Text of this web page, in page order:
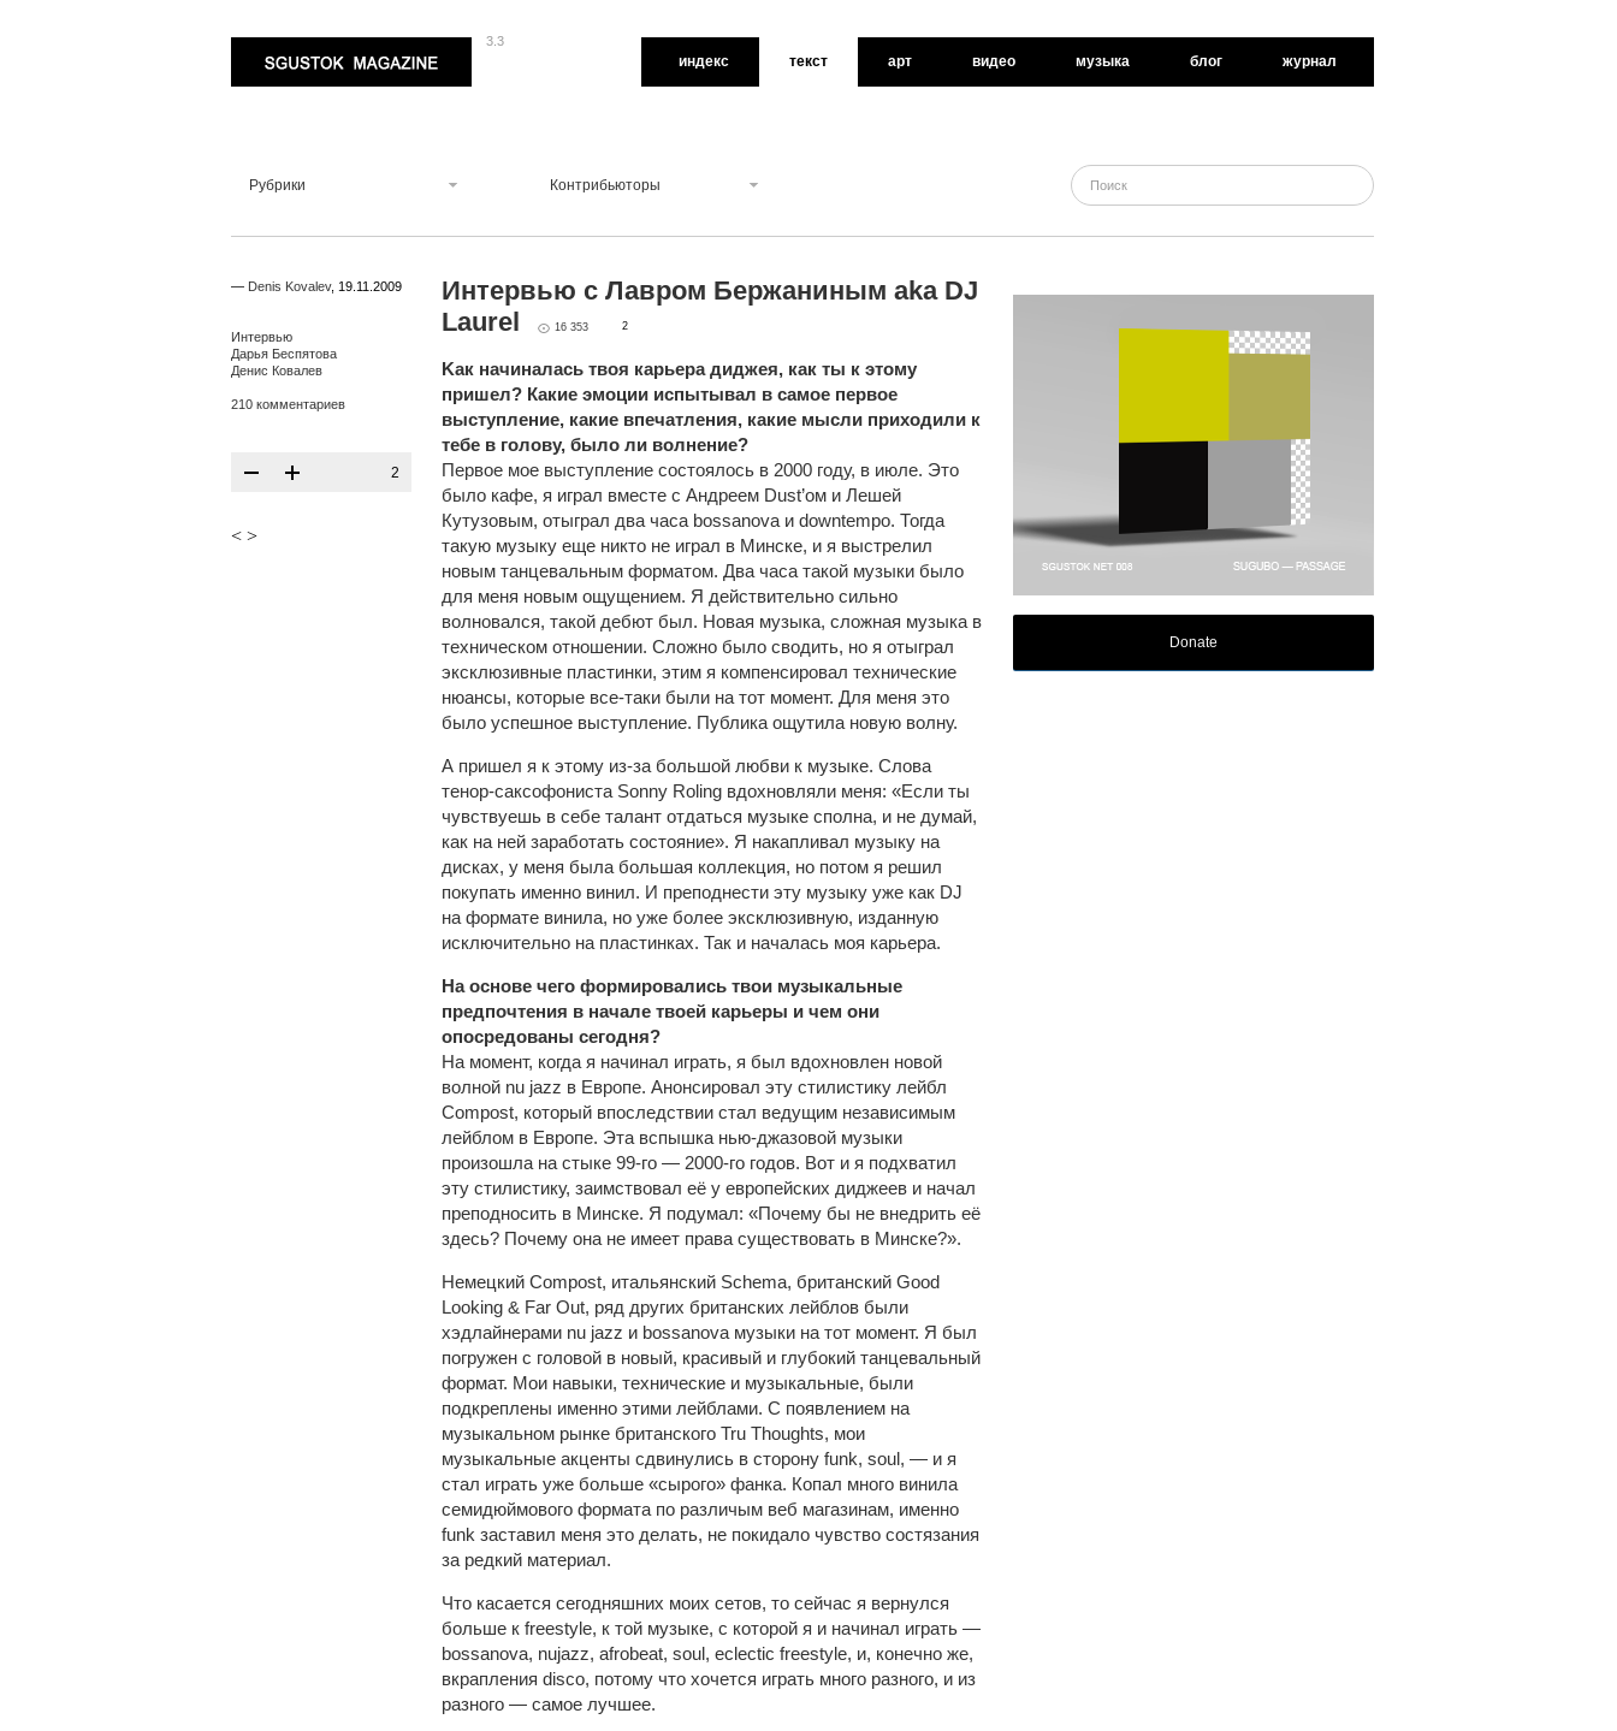
3.3
индекс текст арт видео музыка блог журнал
Рубрики Контрибьюторы
— Denis Kovalev, 19.11.2009
Интервью
Дарья Беспятова
Денис Ковалев
210 комментариев
2
< >
Интервью c Лавром Бержаниным aka DJ
Laurel
16 353 2
Kак начиналась твоя карьера диджея, как ты к этому
пришел? Какие эмоции испытывал в самое первое
выступление, какие впечатления, какие мысли приходили к
тебе в голову, было ли волнение?
Первое мое выступление состоялось в 2000 году, в июле. Это
было кафе, я играл вместе с Андреем Dust’ом и Лешей
Кутузовым, отыграл два часа bossanova и downtempo. Тогда
такую музыку еще никто не играл в Минске, и я выстрелил
новым танцевальным форматом. Два часа такой музыки было
для меня новым ощущением. Я действительно сильно
волновался, такой дебют был. Новая музыка, сложная музыка в
техническом отношении. Сложно было сводить, но я отыграл
эксклюзивные пластинки, этим я компенсировал технические
нюансы, которые все-таки были на тот момент. Для меня это
было успешное выступление. Публика ощутила новую волну.
А пришел я к этому из-за большой любви к музыке. Слова
тенор-саксофониста Sonny Roling вдохновляли меня: «Если ты
чувствуешь в себе талант отдаться музыке сполна, и не думай,
как на ней заработать состояние». Я накапливал музыку на
дисках, у меня была большая коллекция, но потом я решил
покупать именно винил. И преподнести эту музыку уже как DJ
на формате винила, но уже более эксклюзивную, изданную
исключительно на пластинках. Так и началась моя карьера.
На основе чего формировались твои музыкальные
предпочтения в начале твоей карьеры и чем они
опосредованы сегодня?
На момент, когда я начинал играть, я был вдохновлен новой
волной nu jazz в Европе. Анонсировал эту стилистику лейбл
Compost, который впоследствии стал ведущим независимым
лейблом в Европе. Эта вспышка нью-джазовой музыки
произошла на стыке 99-го — 2000-го годов. Вот и я подхватил
эту стилистику, заимствовал её у европейских диджеев и начал
преподносить в Минске. Я подумал: «Почему бы не внедрить её
здесь? Почему она не имеет права существовать в Минске?».
Немецкий Compost, итальянский Schema, британский Good
Looking & Far Out, ряд других британских лейблов были
хэдлайнерами nu jazz и bossanova музыки на тот момент. Я был
погружен с головой в новый, красивый и глубокий танцевальный
формат. Мои навыки, технические и музыкальные, были
подкреплены именно этими лейблами. С появлением на
музыкальном рынке британского Tru Thoughts, мои
музыкальные акценты сдвинулись в сторону funk, soul, — и я
стал играть уже больше «сырого» фанка. Копал много винила
семидюймового формата по различым веб магазинам, именно
funk заставил меня это делать, не покидало чувство состязания
за редкий материал.
Что касается сегодняшних моих сетов, то сейчас я вернулся
больше к freestyle, к той музыке, с которой я и начинал играть —
bossanova, nujazz, afrobeat, soul, eclectic freestyle, и, конечно же,
вкрапления disco, потому что хочется играть много разного, и из
разного — самое лучшее.
Donate